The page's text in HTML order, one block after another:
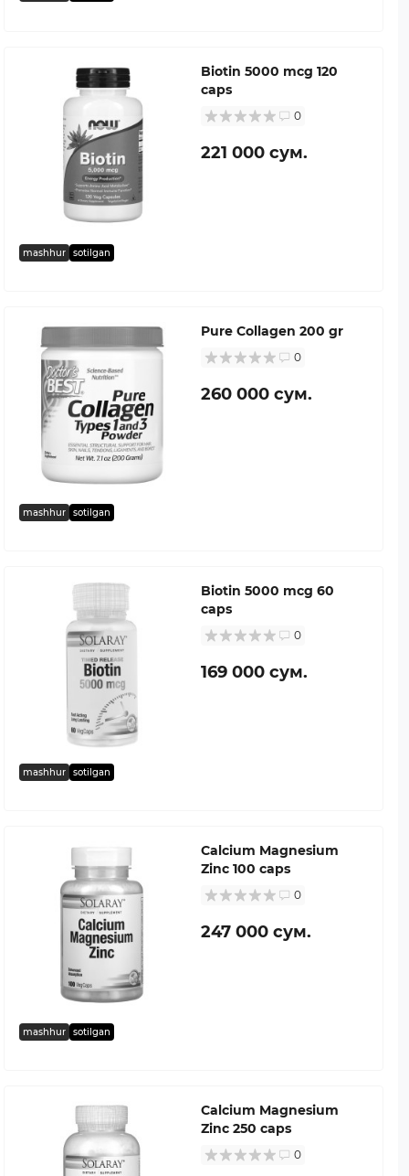
mashhur sotilgan
Biotin 5000 mcg 120
caps
0
221 000 сум.
mashhur sotilgan
Pure Collagen 200 gr
0
260 000 сум.
mashhur sotilgan
Biotin 5000 mcg 60
caps
0
169 000 сум.
mashhur sotilgan
Calcium Magnesium
Zinc 100 caps
0
247 000 сум.
Calcium Magnesium
Zinc 250 caps
0